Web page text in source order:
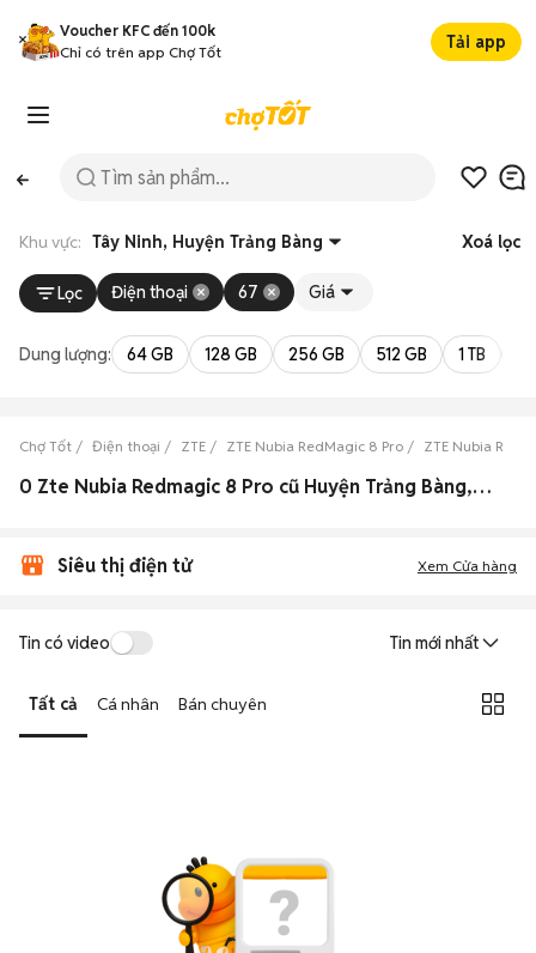
Voucher KFC đến 100k
Chỉ có trên app Chợ Tốt
Tải app
Khu vực: Tây Ninh, Huyện Trảng Bàng Xoá lọc
Lọc Điện thoại 67 Giá
Dung lượng: 64 GB 128 GB 256 GB 512 GB 1 TB
Chợ Tốt Điện thoại ZTE ZTE Nubia RedMagic 8 Pro ZTE Nubia
0 Zte Nubia Redmagic 8 Pro cũ Huyện Trảng Bàng, Tây Ninh đẹp
Siêu thị điện tử Xem Cửa hàng
Tin có video Tin mới nhất
Tất cả Cá nhân Bán chuyên